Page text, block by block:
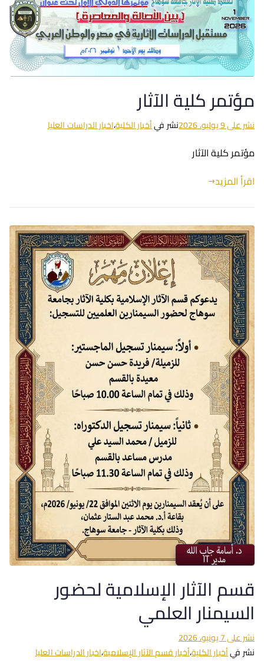
مؤتمر كلية الآثار
نشر على9 يوليو، 2026 نشر فيأخبار الكلية،اخبار الدراسات العليا
مؤتمر كلية الآثار
اقرأ المزيد
قسم الآثار الإسلامية لحضور
السيمنار العلمي
نشر على7 يونيو، 2026
نشر فيأخبار الكلية،أخبار قسم الآثار الإسلامية،اخبار الدراسات العليا